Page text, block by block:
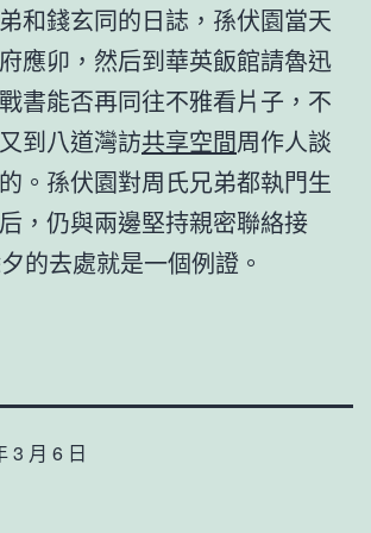
和錢玄同的日誌，孫伏園當天
應卯，然后到華英飯館請魯迅
書能否再同往不雅看片子，不
到八道灣訪共享空間周作人談
。孫伏園對周氏兄弟都執門生
，仍與兩邊堅持親密聯絡接
的去處就是一個例證。
3 月 6 日